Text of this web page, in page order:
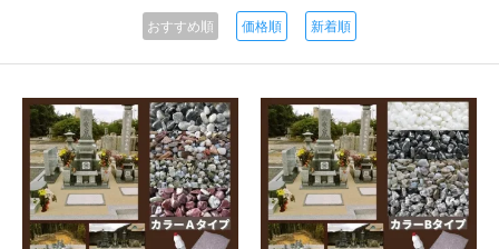
おすすめ順 価格順 新着順